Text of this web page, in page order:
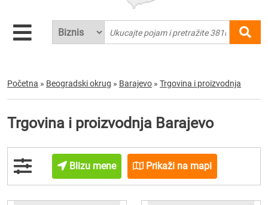
Početna » Beogradski okrug » Barajevo » Trgovina i proizvodnja
Trgovina i proizvodnja Barajevo
Blizu mene Prikaži na mapi